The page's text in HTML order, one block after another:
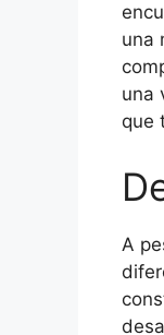
una
una
que
A